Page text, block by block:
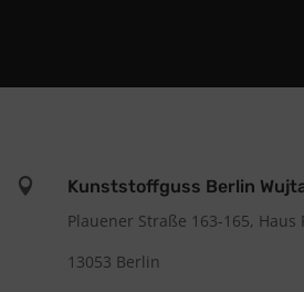

Kunststoffguss Berlin
Plauener Straße 163-165, Haus
13053 Berlin